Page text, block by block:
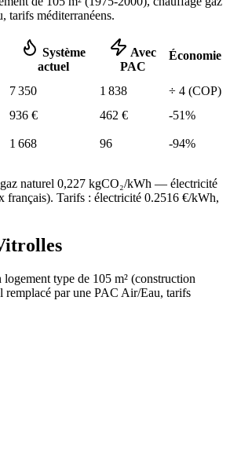
tarifs méditerranéens.
Système
actuel
Avec
PAC
Économie
7 350 1 838 ÷ 4 (COP)
936 € 462 € -51%
1 668 96 -94%
gaz naturel 0,227 kgCO₂/kWh — électricité
français). Tarifs : électricité 0.2516 €/kWh,
logement type de 105 m² (construction
remplacé par une PAC Air/Eau, tarifs